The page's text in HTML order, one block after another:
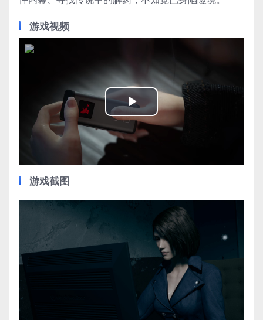
游戏视频
Play
Video
游戏截图